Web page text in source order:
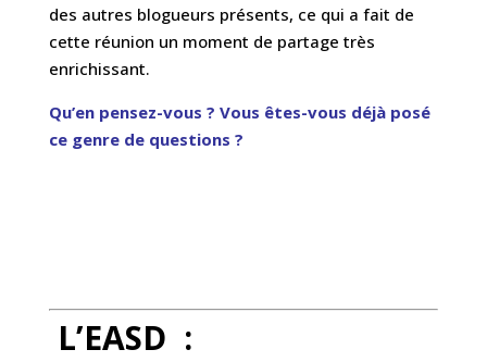
des autres blogueurs présents, ce qui a fait de
cette réunion un moment de partage très
enrichissant.
Qu’en pensez-vous ? Vous êtes-vous déjà posé
ce genre de questions ?
L’EASD :